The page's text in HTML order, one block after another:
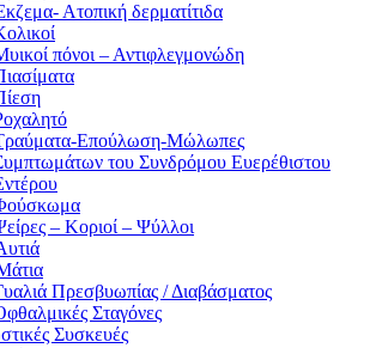
Ατοπική δερματίτιδα
πόνοι – Αντιφλεγμονώδη
Επούλωση-Μώλωπες
του Συνδρόμου Ευερέθιστου
– Κοριοί – Ψύλλοι
Πρεσβυωπίας / Διαβάσματος
Σταγόνες
Συσκευές